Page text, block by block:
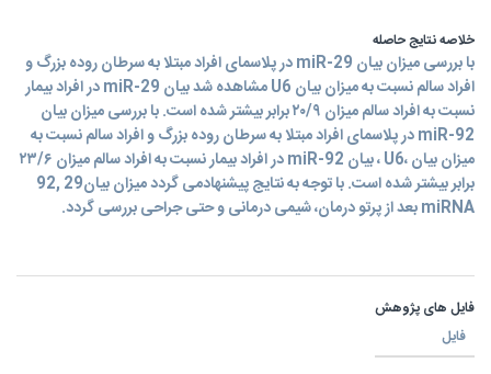
خلاصه نتایج حاصله
با بررسی میزان بیان miR-29 در پلاسمای افراد مبتلا به سرطان روده بزرگ و
افراد سالم نسبت به میزان بیان U6 مشاهده شد بیان miR-29 در افراد بیمار
نسبت به افراد سالم میزان ۲۰/۹ برابر بیشتر شده است. با بررسی میزان بیان
miR-92 در پلاسمای افراد مبتلا به سرطان روده بزرگ و افراد سالم نسبت به
میزان بیان ،U6 ، بیان miR-92 در افراد بیمار نسبت به افراد سالم میزان ۲۳/۶
برابر بیشتر شده است. با توجه به نتایج پیشنهادمی گردد میزان بیان29 ,92
miRNA بعد از پرتو درمان، شیمی درمانی و حتی جراحی بررسی گردد.
فایل های پژوهش
فایل